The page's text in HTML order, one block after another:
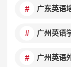
广东英语
广州英语
广州英语